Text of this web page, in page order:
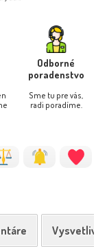
Odborné
poradenstvo
Sme tu pre vás,
radi poradíme.